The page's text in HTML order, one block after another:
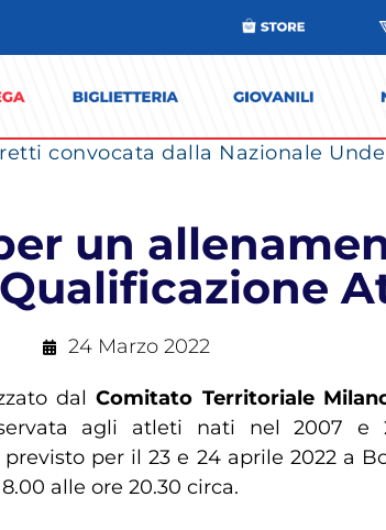
convocata dalla Nazionale
un
24 Marzo 2022
dalComitato Territoriale
agli atleti nati nel 2007 e
per il 23 e 24 aprile 2022 a
alle ore 20.30 circa.